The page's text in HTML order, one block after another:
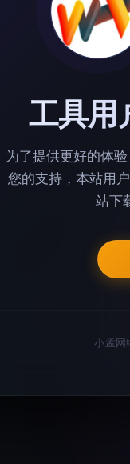
工具用
为了提供更好的体
您的支持，本站用
站下
小孟网